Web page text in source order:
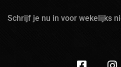
Schrijf je nu in voor wekelijks